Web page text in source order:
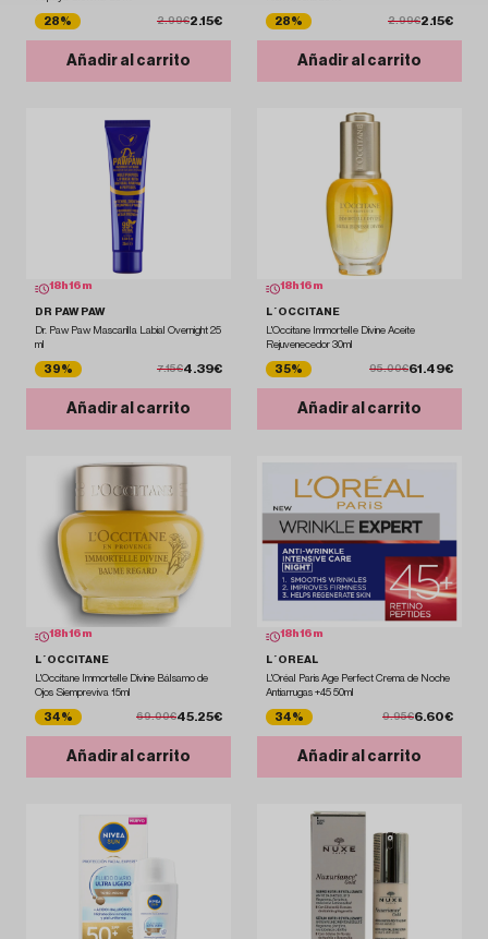
28% 2.99€2.15€
Añadir al carrito
28% 2.99€2.15€
Añadir al carrito
18 h16 m
DR PAW PAW
Dr. Paw Paw Mascarilla Labial Overnight 25
ml
39% 7.15€4.39€
Añadir al carrito
18 h16 m
L´OCCITANE
L'Occitane Immortelle Divine Aceite
Rejuvenecedor 30ml
35% 95.00€61.49€
Añadir al carrito
18 h16 m
L´OCCITANE
L'Occitane Immortelle Divine Bálsamo de
Ojos Siempreviva 15ml
34% 69.00€45.25€
Añadir al carrito
18 h16 m
L´OREAL
L'Oréal Paris Age Perfect Crema de Noche
Antiarrugas +45 50ml
34% 9.95€6.60€
Añadir al carrito